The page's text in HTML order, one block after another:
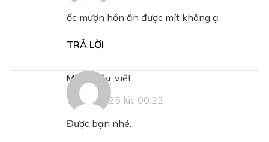
ốc mượn hồn ăn được mít không ạ
TRẢ LỜI
Minh Hiếu viết:
15/03/2025 lúc 00:22
Được bạn nhé.